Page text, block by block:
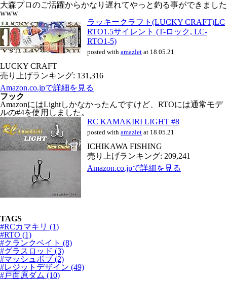
大森プロのご活躍からかなり遅れてやっと釣る事ができました
www
ラッキークラフト(LUCKY CRAFT)LC
RTO1.5サイレント (T-ロック, LC-
RTO1-5)
posted with amazlet at 18.05.21
LUCKY CRAFT
売り上げランキング: 131,316
Amazon.co.jpで詳細を見る
フック
AmazonにはLightしかなかったんですけど、RTOには通常モデ
ルの#4を使用しました。
RC KAMAKIRI LIGHT #8
posted with amazlet at 18.05.21
ICHIKAWA FISHING
売り上げランキング: 209,241
Amazon.co.jpで詳細を見る
TAGS
#RCカマキリ (1)
#RTO (1)
#クランクベイト (8)
#グラスロッド (3)
#マッシュボブ (2)
#レジットデザイン (49)
#戸面原ダム (10)